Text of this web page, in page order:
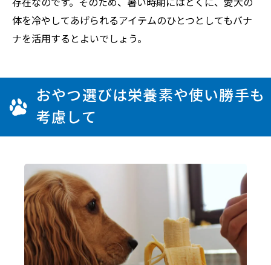
体を冷やしてあげられるアイテムのひとつとしてもバナ
ナを活用するとよいでしょう。
おやつ選びは栄養素や使い勝手も
考慮して